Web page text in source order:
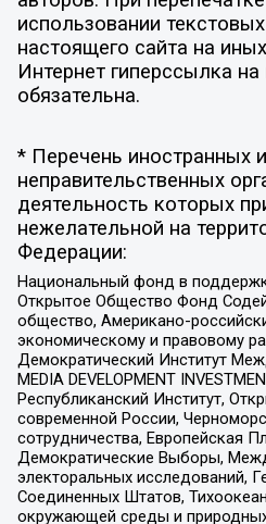
использовании
настоящего сайта на
Интернет гиперссылка на
обязательна.
* Перечень иностранных
неправительственных
деятельность которых
нежелательной на
Федерации:
Национальный фонд в
Открытое Общество Фонд
общество, Американо-
экономическому и правовому
Демократический Институт
MEDIA DEVELOPMENT
Республиканский Институт,
современной России,
сотрудничества, Европейская
Демократические Выборы,
электоральных исследований,
Соединенных Штатов,
окружающей среды и